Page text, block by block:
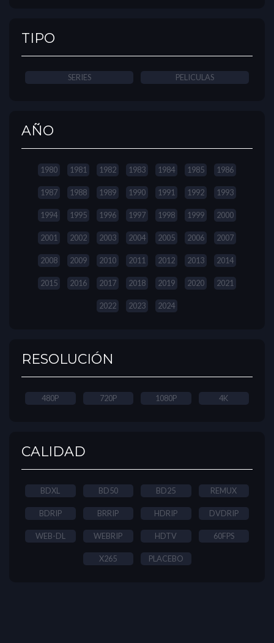
TIPO
SERIES PELICULAS
AÑO
1980 1981 1982 1983 1984 1985 1986
1987 1988 1989 1990 1991 1992 1993
1994 1995 1996 1997 1998 1999 2000
2001 2002 2003 2004 2005 2006 2007
2008 2009 2010 2011 2012 2013 2014
2015 2016 2017 2018 2019 2020 2021
2022 2023 2024
RESOLUCIÓN
480P 720P 1080P 4K
CALIDAD
BDXL BD50 BD25 REMUX
BDRIP BRRIP HDRIP DVDRIP
WEB-DL WEBRIP HDTV 60FPS
X265 PLACEBO